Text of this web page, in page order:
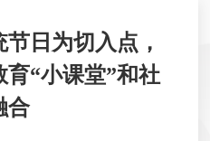
节日为切入点，
“小课堂”和社
合